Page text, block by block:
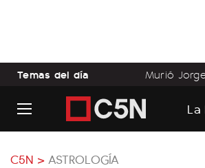
Temas del día Murió
La
C5N > ASTROLOGÍA